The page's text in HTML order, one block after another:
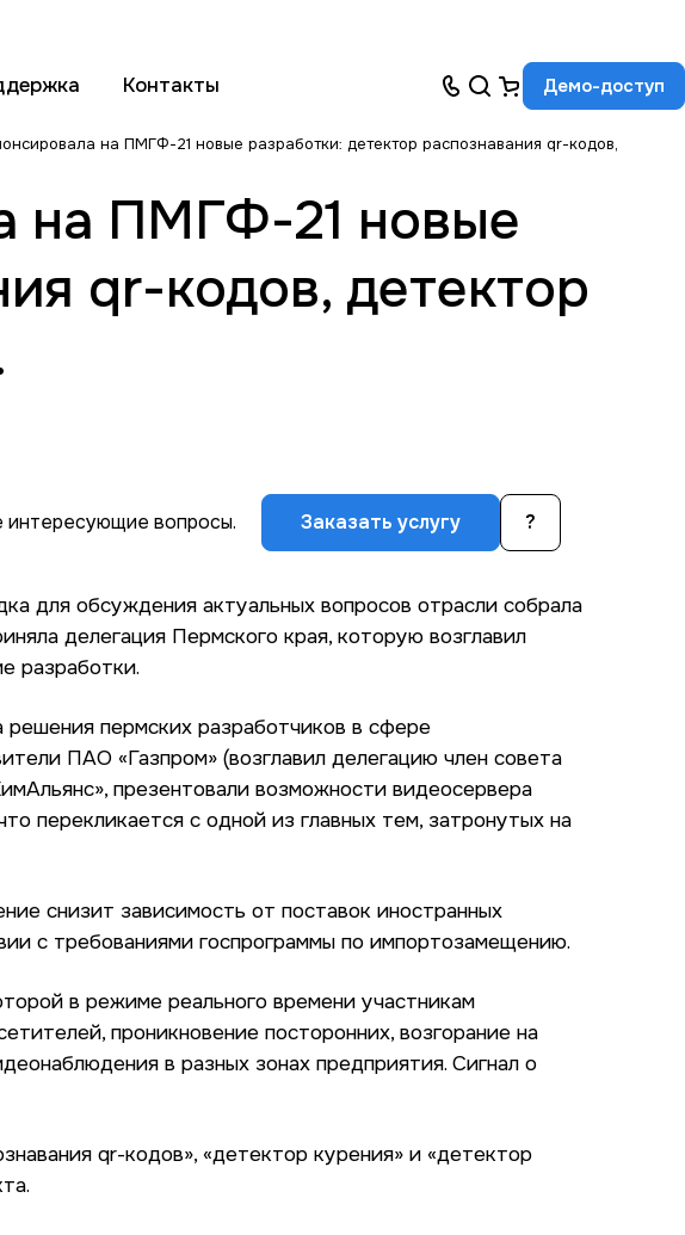
Контакты Демо-доступ
на ПМГФ-21 новые разработки: детектор распознавания qr-кодов,
на ПМГФ-21 новые
qr-кодов, детектор
интересующие вопросы. Заказать услугу ?
для обсуждения актуальных вопросов отрасли собрала
делегация Пермского края, которую возглавил
разработки.
пермских разработчиков в сфере
ПАО «Газпром» (возглавил делегацию член совета
презентовали возможности видеосервера
перекликается с одной из главных тем, затронутых на
снизит зависимость от поставок иностранных
с требованиями госпрограммы по импортозамещению.
в режиме реального времени участникам
проникновение посторонних, возгорание на
в разных зонах предприятия. Сигнал о
qr-кодов», «детектор курения» и «детектор